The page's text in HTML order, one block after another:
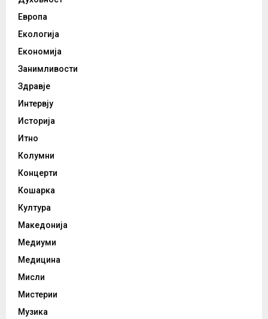
Европа
Екологија
Економија
Занимливости
Здравје
Интервју
Историја
Итно
Колумни
Концерти
Кошарка
Култура
Македонија
Медиуми
Медицина
Мисли
Мистерии
Музика